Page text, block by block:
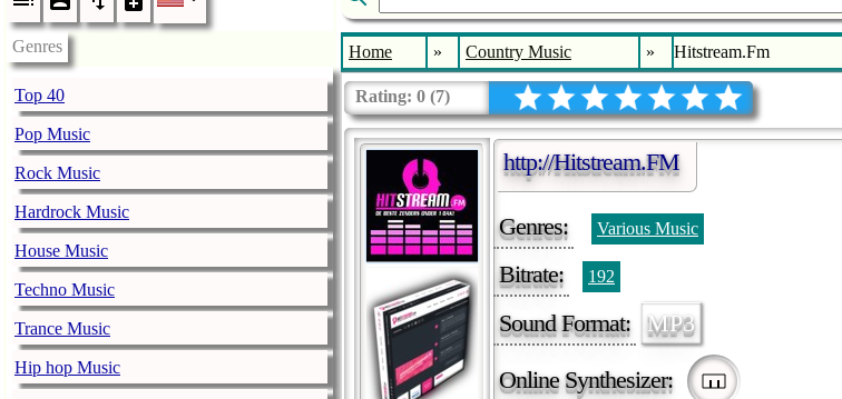
Genres
Top 40
Pop Music
Rock Music
Hardrock Music
House Music
Techno Music
Trance Music
Hip hop Music
Home » Country Music » Hitstream.Fm
Rating: 0 (7)
http://Hitstream.FM
Genres: Various Music
Bitrate: 192
Sound Format: MP3
Online Synthesizer: